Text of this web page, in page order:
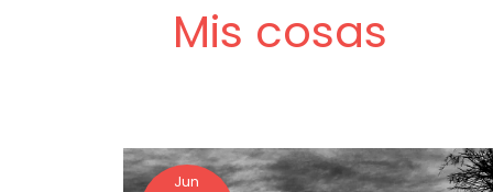
Mis cosas
Jun
En